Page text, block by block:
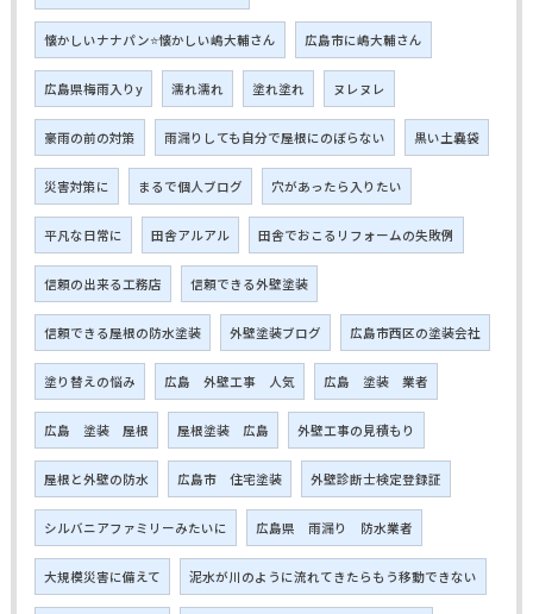
懐かしいナナパン⭐懐かしい嶋大輔さん 広島市に嶋大輔さん
広島県梅雨入りy 濡れ濡れ 塗れ塗れ ヌレヌレ
豪雨の前の対策 雨漏りしても自分で屋根にのぼらない 黒い土嚢袋
災害対策に まるで個人ブログ 穴があったら入りたい
平凡な日常に 田舎アルアル 田舎でおこるリフォームの失敗例
信頼の出来る工務店 信頼できる外壁塗装
信頼できる屋根の防水塗装 外壁塗装ブログ 広島市西区の塗装会社
塗り替えの悩み 広島 外壁工事 人気 広島 塗装 業者
広島 塗装 屋根 屋根塗装 広島 外壁工事の見積もり
屋根と外壁の防水 広島市 住宅塗装 外壁診断士検定登録証
シルバニアファミリーみたいに 広島県 雨漏り 防水業者
大規模災害に備えて 泥水が川のように流れてきたらもう移動できない